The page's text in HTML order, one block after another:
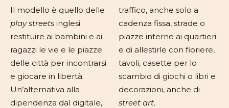
Il modello è quello delle
play streets inglesi:
restituire ai bambini e ai
ragazzi le vie e le piazze
delle città per incontrarsi
e giocare in libertà.
Un’alternativa alla
dipendenza dal digitale,
traffico, anche solo a
cadenza fissa, strade o
piazze interne ai quartieri
e di allestirle con fioriere,
tavoli, casette per lo
scambio di giochi o libri e
decorazioni, anche di
street art.